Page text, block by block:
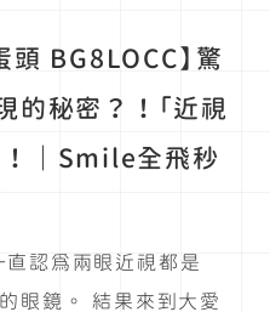
頭 BG8LOCC】驚
的秘密？！「近視
！｜Smile全飛秒
認為兩眼近視都是
眼鏡。 結果來到大愛